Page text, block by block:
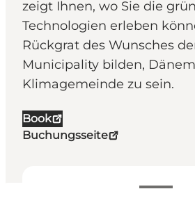
zeigt Ihnen, wo Sie die
Technologien erleben
Rückgrat des Wunsches
Municipality bilden,
Klimagemeinde zu sein.
Book
Buchungsseite
Öffnungszeiten anzeigen